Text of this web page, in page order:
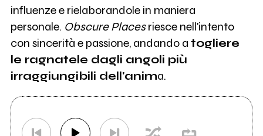
influenze e rielaborandole in maniera
personale. Obscure Placesriesce nell'intento
con sincerità e passione, andando a togliere
le ragnatele dagli angoli più
irraggiungibili dell'anima.